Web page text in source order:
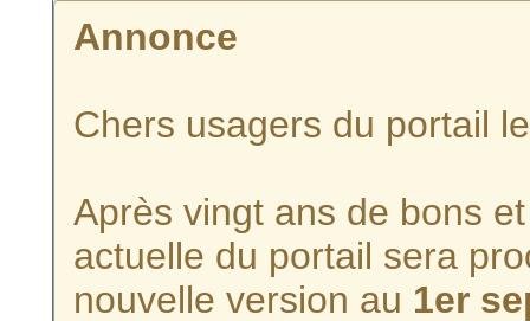
Annonce
Chers usagers du portail
Après vingt ans de bons
actuelle du portail sera
nouvelle version au 1er